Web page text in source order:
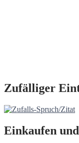
Zufälliger
Einkaufen